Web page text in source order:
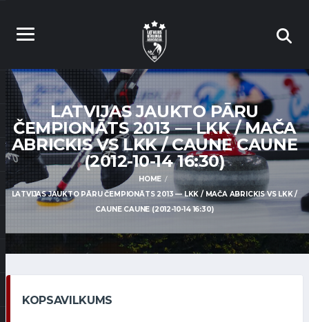
LATVIJAS JAUKTO PĀRU
ČEMPIONĀTS 2013 — LKK / MAČA
ABRICKIS VS LKK / CAUNE CAUNE
(2012-10-14 16:30)
HOME
LATVIJAS JAUKTO PĀRU ČEMPIONĀTS 2013 — LKK / MAČA ABRICKIS VS LKK /
CAUNE CAUNE (2012-10-14 16:30)
KOPSAVILKUMS